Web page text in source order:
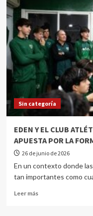
Sin categoría
EDEN Y EL CLUB
APUESTA POR LA
26 de junio de 2026
En un contexto donde
tan importantes como
Leer más